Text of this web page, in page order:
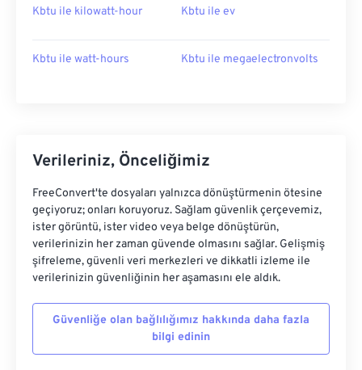
Kbtu ile kilowatt-hour Kbtu ile ev
Kbtu ile watt-hours Kbtu ile megaelectronvolts
Verileriniz, Önceliğimiz
FreeConvert'te dosyaları yalnızca dönüştürmenin ötesine
geçiyoruz; onları koruyoruz. Sağlam güvenlik çerçevemiz,
ister görüntü, ister video veya belge dönüştürün,
verilerinizin her zaman güvende olmasını sağlar. Gelişmiş
şifreleme, güvenli veri merkezleri ve dikkatli izleme ile
verilerinizin güvenliğinin her aşamasını ele aldık.
Güvenliğe olan bağlılığımız hakkında daha fazla
bilgi edinin